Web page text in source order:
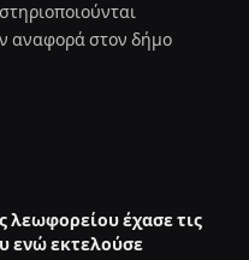
αναφορά στον δήμο
λεωφορείου έχασε τις
ενώ εκτελούσε